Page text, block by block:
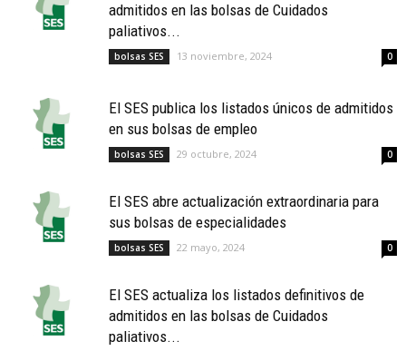
admitidos en las bolsas de Cuidados
paliativos...
bolsas SES 13 noviembre, 2024 0
El SES publica los listados únicos de admitidos
en sus bolsas de empleo
bolsas SES 29 octubre, 2024 0
El SES abre actualización extraordinaria para
sus bolsas de especialidades
bolsas SES 22 mayo, 2024 0
El SES actualiza los listados definitivos de
admitidos en las bolsas de Cuidados
paliativos...